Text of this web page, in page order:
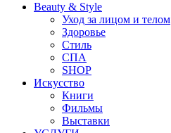
Beauty & Style
Уход за лицом и телом
Здоровье
Стиль
СПА
SHOP
Искусство
Книги
Фильмы
Выставки